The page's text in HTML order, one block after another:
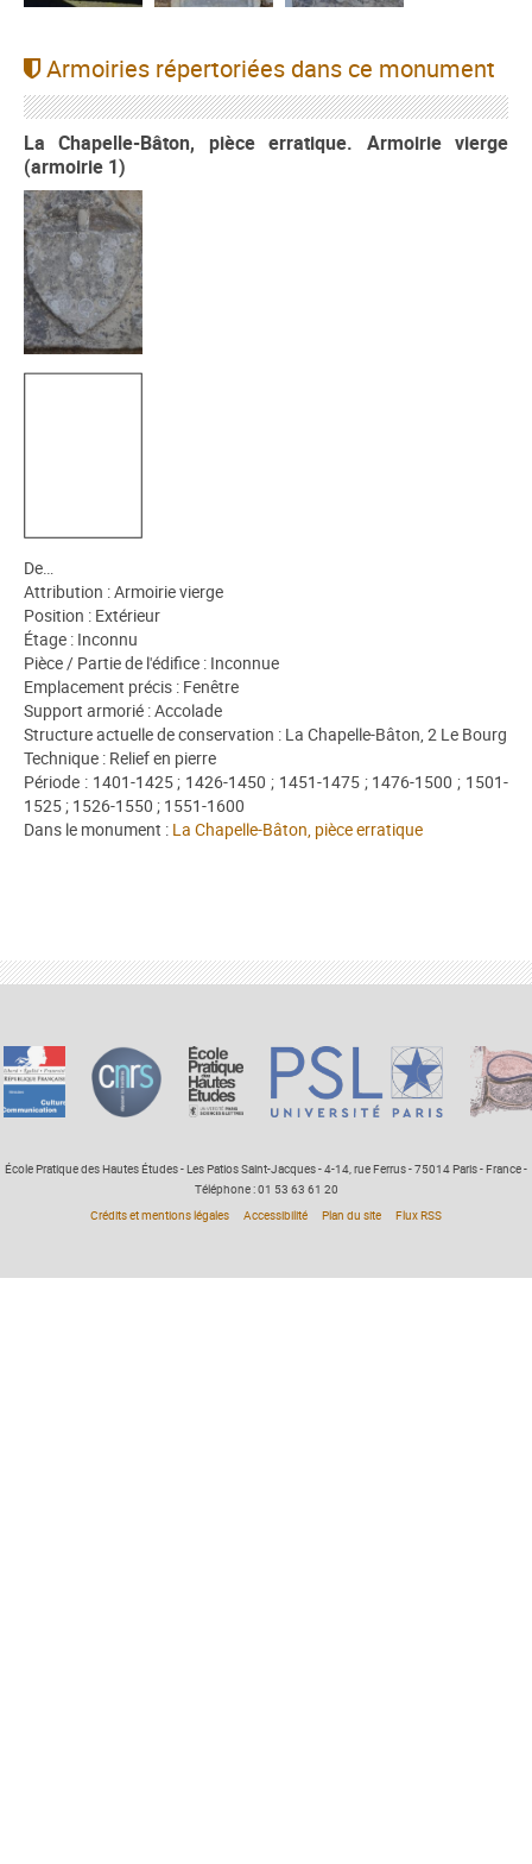
Armoiries répertoriées dans ce monument
La Chapelle-Bâton, pièce erratique. Armoirie vierge
(armoirie 1)
De…
Attribution : Armoirie vierge
Position : Extérieur
Étage : Inconnu
Pièce / Partie de l'édifice : Inconnue
Emplacement précis : Fenêtre
Support armorié : Accolade
Structure actuelle de conservation : La Chapelle-Bâton, 2 Le Bourg
Technique : Relief en pierre
Période : 1401-1425 ; 1426-1450 ; 1451-1475 ; 1476-1500 ; 1501-
1525 ; 1526-1550 ; 1551-1600
Dans le monument : La Chapelle-Bâton, pièce erratique
École Pratique des Hautes Études - Les Patios Saint-Jacques - 4-14, rue Ferrus - 75014 Paris - France -
Téléphone : 01 53 63 61 20
Crédits et mentions légales
Accessibilité Plan du site Flux RSS